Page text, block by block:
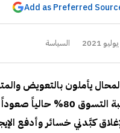
Add as Preferred
السياسة
يأملون بالتعويض
من 10% قبل إلغاء القرار
كبَّدني خسائر وأدفع